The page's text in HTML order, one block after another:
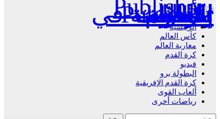
Publisher - تغطية إخبارية لكافة الأحداث الرياضية في المغرب والعالم.
الرئيسية
كأس العالم
مغاربة العالم
كرة القدم
فيديو
البطولة برو
كرة القدم الإفريقية
ألعاب القوى
رياضات أخرى